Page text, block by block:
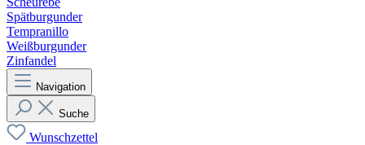
Spätburgunder
Tempranillo
Weißburgunder
Zinfandel
Navigation
Suche
Wunschzettel